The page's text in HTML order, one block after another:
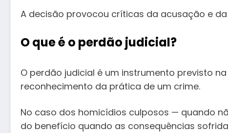
A decisão provocou críticas da acusação e
O que é o perdão judicial?
O perdão judicial é um instrumento previsto
reconhecimento da prática de um crime.
No caso dos homicídios culposos — quando
do benefício quando as consequências